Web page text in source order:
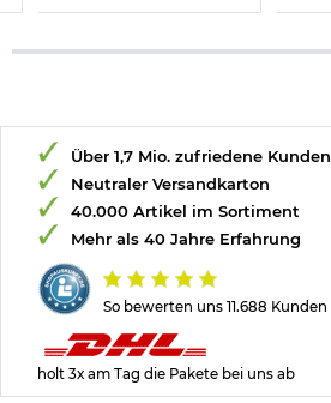
So bewerten uns 11.688 Kunden
Über 1,7 Mio. zufriedene Kunden
Neutraler Versandkarton
40.000 Artikel im Sortiment
Mehr als 40 Jahre Erfahrung
holt 3x am Tag die Pakete bei uns ab